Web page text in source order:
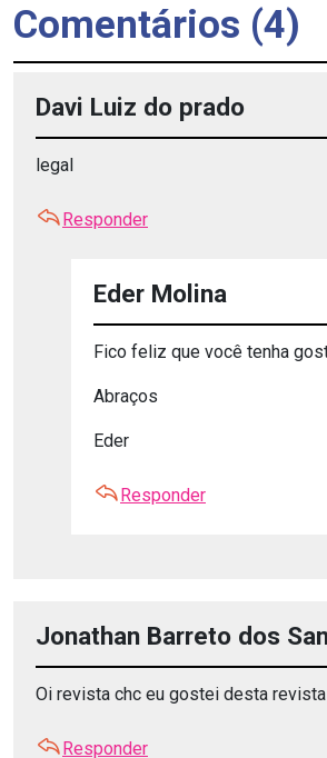
Comentários (4)
Davi Luiz do prado
legal
Responder
Eder Molina
Fico feliz que você tenha
Abraços
Eder
Responder
Jonathan Barreto dos
Oi revista chc eu gostei desta revista
Responder